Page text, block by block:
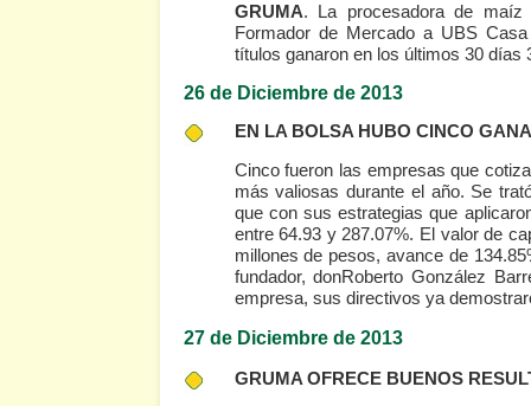
GRUMA. La procesadora de
Formador de Mercado a UBS
títulos ganaron en los últimos 30 días
26 de Diciembre de 2013
EN LA BOLSA HUBO CINCO
Cinco fueron las empresas que
más valiosas durante el año. Se
que con sus estrategias que
entre 64.93 y 287.07%. El valor de
millones de pesos, avance de
fundador, donRoberto González
empresa, sus directivos ya
27 de Diciembre de 2013
GRUMA OFRECE BUENOS